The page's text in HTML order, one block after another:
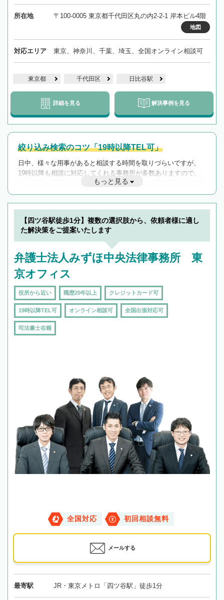
所在地 〒100-0005 東京都千代田区丸の内2-2-1 岸本ビル4階
地図
対応エリア 東京、神奈川、千葉、埼玉、全国オンライン相談可
東京都 千代田区 日比谷駅
詳細を見る 解決事例を見る
絞り込み検索のコツ「19時以降TEL可」
日中、様々な用事があると相談する時間を取りづらいですが、
19時以降も相談に対応してくれる事務所が多数ありますので、
遅い時間の相談が増えそうな場合はそのような事務所に絞り込
んで検索してみましょう。
19時以降TEL可の条件
を加えて再検索
もっと見る
【四ツ谷駅徒歩1分】複数の選択肢から、依頼者様に適し
た解決策をご提案いたします
弁護士法人みずほ中央法律事務所 東
京オフィス
役所から近い 職歴20年以上 クレジットカード可
19時以降TEL可 オンライン相談可 全国出張対応可
司法書士在籍
全国対応 初回相談無料
メールする
最寄駅 JR・東京メトロ「四ツ谷駅」徒歩1分